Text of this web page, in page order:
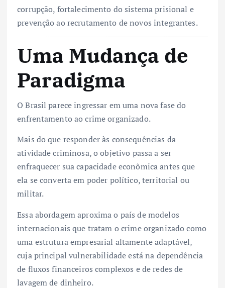
corrupção, fortalecimento do sistema prisional e
prevenção ao recrutamento de novos integrantes.
Uma Mudança de
Paradigma
O Brasil parece ingressar em uma nova fase do
enfrentamento ao crime organizado.
Mais do que responder às consequências da
atividade criminosa, o objetivo passa a ser
enfraquecer sua capacidade econômica antes que
ela se converta em poder político, territorial ou
militar.
Essa abordagem aproxima o país de modelos
internacionais que tratam o crime organizado como
uma estrutura empresarial altamente adaptável,
cuja principal vulnerabilidade está na dependência
de fluxos financeiros complexos e de redes de
lavagem de dinheiro.